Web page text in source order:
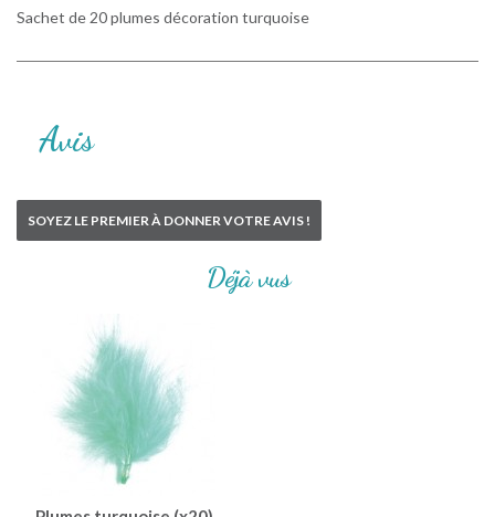
Sachet de 20 plumes décoration turquoise
Avis
SOYEZ LE PREMIER À DONNER VOTRE AVIS !
Déjà vus